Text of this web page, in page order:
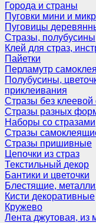
Города и страны
Пуговки мини и
Пуговицы
Стразы,
Клей для страз,
Пайетки
Перламутр
Полубусины,
приклеивания
Стразы без
Стразы разных
Наборы со стразами
Стразы
Стразы пришивные
Цепочки из страз
Текстильный декор
Бантики и цветочки
Блестящие,
Кисти декоративные
Кружево
Лента джутовая, из